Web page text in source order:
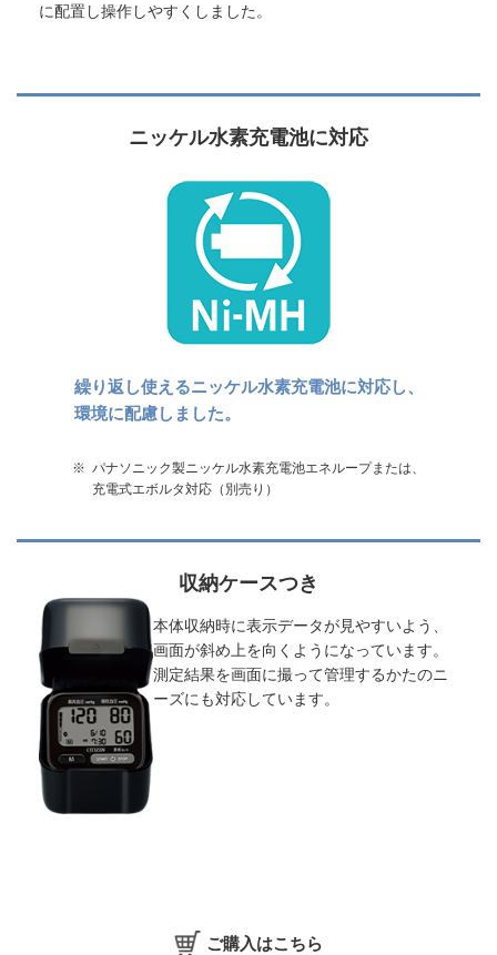
に配置し操作しやすくしました。
ニッケル水素充電池に対応
繰り返し使えるニッケル水素充電池に対応し、
環境に配慮しました。
※ パナソニック製ニッケル水素充電池エネループまたは、
充電式エボルタ対応（別売り）
収納ケースつき
本体収納時に表示データが見やすいよう、
画面が斜め上を向くようになっています。
測定結果を画面に撮って管理するかたのニ
ーズにも対応しています。
ご購入はこちら